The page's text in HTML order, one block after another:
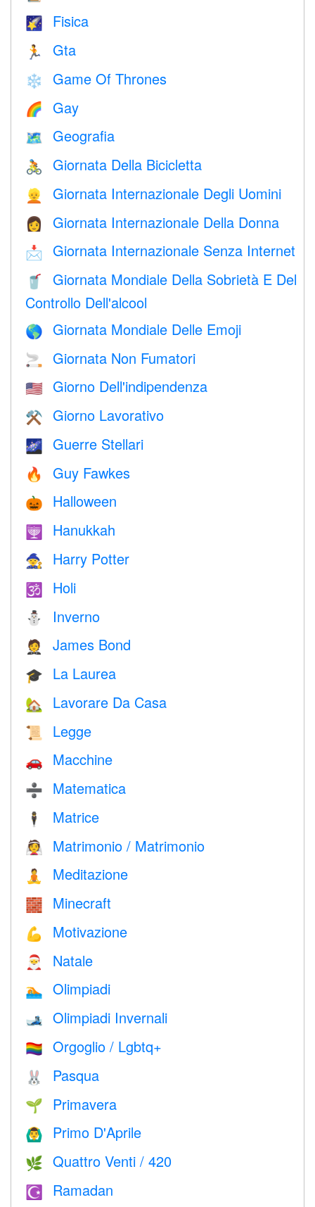
🌠 Fisica
🏃 Gta
❄️ Game Of Thrones
🌈 Gay
🗺 Geografia
🚴 Giornata Della Bicicletta
👱 Giornata Internazionale Degli Uomini
👩 Giornata Internazionale Della Donna
📩 Giornata Internazionale Senza Internet
🥤
Giornata Mondiale Della Sobrietà E Del
Controllo Dell'alcool
🌎 Giornata Mondiale Delle Emoji
🚬 Giornata Non Fumatori
🇺🇸 Giorno Dell'indipendenza
⚒️ Giorno Lavorativo
🌌 Guerre Stellari
🔥 Guy Fawkes
🎃 Halloween
🕎 Hanukkah
🧙 Harry Potter
🕉 Holi
⛄ Inverno
🤵 James Bond
🎓 La Laurea
🏡 Lavorare Da Casa
📜 Legge
🚗 Macchine
➗ Matematica
🕴️ Matrice
👰 Matrimonio / Matrimonio
🧘 Meditazione
🧱 Minecraft
💪 Motivazione
🎅 Natale
🏊 Olimpiadi
🎿 Olimpiadi Invernali
🏳️‍🌈 Orgoglio / Lgbtq+
🐰 Pasqua
🌱 Primavera
🙆‍♂️ Primo D'Aprile
🌿 Quattro Venti / 420
☪️ Ramadan